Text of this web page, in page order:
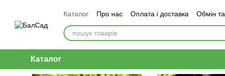
Каталог Про нас Оплата і доставка Обмін
Каталог